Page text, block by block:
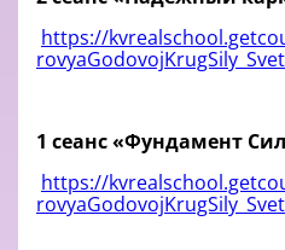
https://
1 сеанс «Фундамент
https://